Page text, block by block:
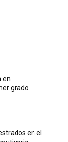
en
grado
en el